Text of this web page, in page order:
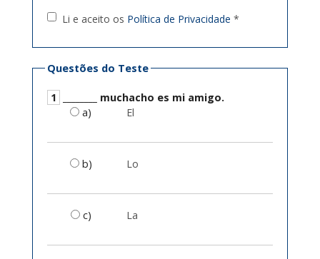
Li e aceito os Política de Privacidade *
Questões do Teste
1
________ muchacho es mi amigo.
a)
El
b) Lo
c) La